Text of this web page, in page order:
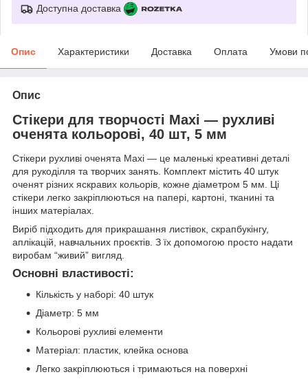
Доступна доставка
Опис Характеристики Доставка Оплата Умови
Опис
Стікери для творчості Maxi — рухливі
оченята кольорові, 40 шт, 5 мм
Стікери рухливі оченята Maxi — це маленькі креативні деталі
для рукоділля та творчих занять. Комплект містить 40 штук
оченят різних яскравих кольорів, кожне діаметром 5 мм. Ці
стікери легко закріплюються на папері, картоні, тканині та
інших матеріалах.
Виріб підходить для прикрашання листівок, скрапбукінгу,
аплікацій, навчальних проєктів. З їх допомогою просто надати
виробам “живий” вигляд.
Основні властивості:
Кількість у наборі: 40 штук
Діаметр: 5 мм
Кольорові рухливі елементи
Матеріал: пластик, клейка основа
Легко закріплюються і тримаються на поверхні